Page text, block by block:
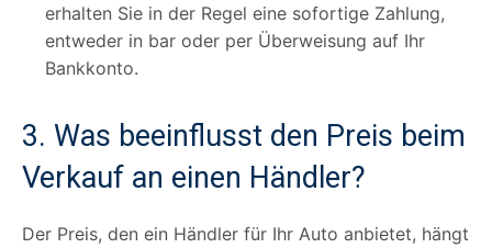
erhalten Sie in der Regel eine sofortige Zahlung,
entweder in bar oder per Überweisung auf Ihr
Bankkonto.
3. Was beeinflusst den Preis beim
Verkauf an einen Händler?
Der Preis, den ein Händler für Ihr Auto anbietet, hängt